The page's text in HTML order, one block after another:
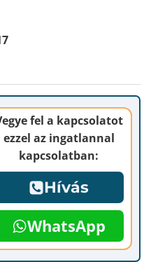
fel a kapcsolatot
ezzel az ingatlannal
kapcsolatban:
Hívás
WhatsApp